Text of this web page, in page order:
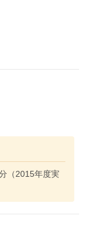
（2015年度実